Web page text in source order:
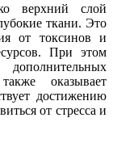
верхний слой
ткани. Это
от токсинов и
При этом
оказывает
достижению
от стресса и